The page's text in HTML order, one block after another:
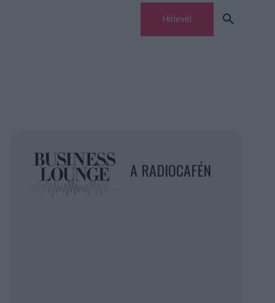
Hírlevél
A RADIOCAFÉN